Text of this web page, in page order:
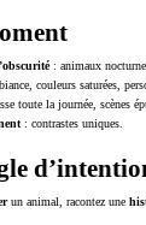
: animaux
couleurs saturées,
toute la journée, scènes
: contrastes uniques.
un animal, racontez une